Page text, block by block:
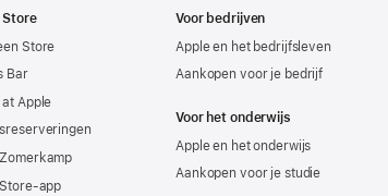
Store
Bar
Apple
app
Voor bedrijven
Apple en het bedrijfsleven
Aankopen voor je bedrijf
Voor het onderwijs
Apple en het onderwijs
Aankopen voor je studie